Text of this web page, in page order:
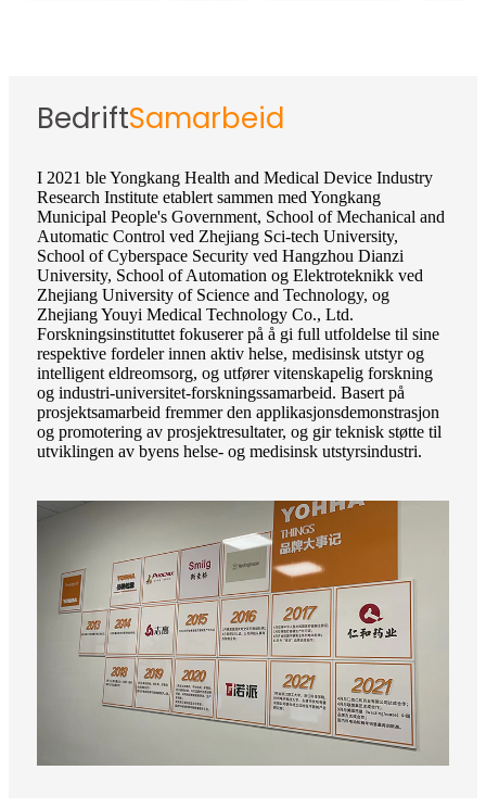
BedriftSamarbeid
I 2021 ble Yongkang Health and Medical Device Industry
Research Institute etablert sammen med Yongkang
Municipal People's Government, School of Mechanical and
Automatic Control ved Zhejiang Sci-tech University,
School of Cyberspace Security ved Hangzhou Dianzi
University, School of Automation og Elektroteknikk ved
Zhejiang University of Science and Technology, og
Zhejiang Youyi Medical Technology Co., Ltd.
Forskningsinstituttet fokuserer på å gi full utfoldelse til sine
respektive fordeler innen aktiv helse, medisinsk utstyr og
intelligent eldreomsorg, og utfører vitenskapelig forskning
og industri-universitet-forskningssamarbeid. Basert på
prosjektsamarbeid fremmer den applikasjonsdemonstrasjon
og promotering av prosjektresultater, og gir teknisk støtte til
utviklingen av byens helse- og medisinsk utstyrsindustri.